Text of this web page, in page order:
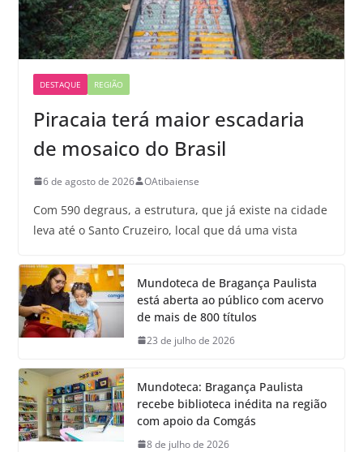
DESTAQUE REGIÃO
Piracaia terá maior escadaria
de mosaico do Brasil
6 de agosto de 2026 OAtibaiense
Com 590 degraus, a estrutura, que já existe na cidade
leva até o Santo Cruzeiro, local que dá uma vista
Mundoteca de Bragança Paulista
está aberta ao público com acervo
de mais de 800 títulos
23 de julho de 2026
Mundoteca: Bragança Paulista
recebe biblioteca inédita na região
com apoio da Comgás
8 de julho de 2026